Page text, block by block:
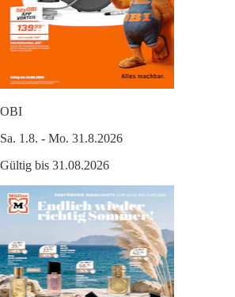
OBI
Sa. 1.8. - Mo. 31.8.2026
Gültig bis 31.08.2026